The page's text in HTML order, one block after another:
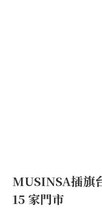
MUSINSA插旗
15 家門市